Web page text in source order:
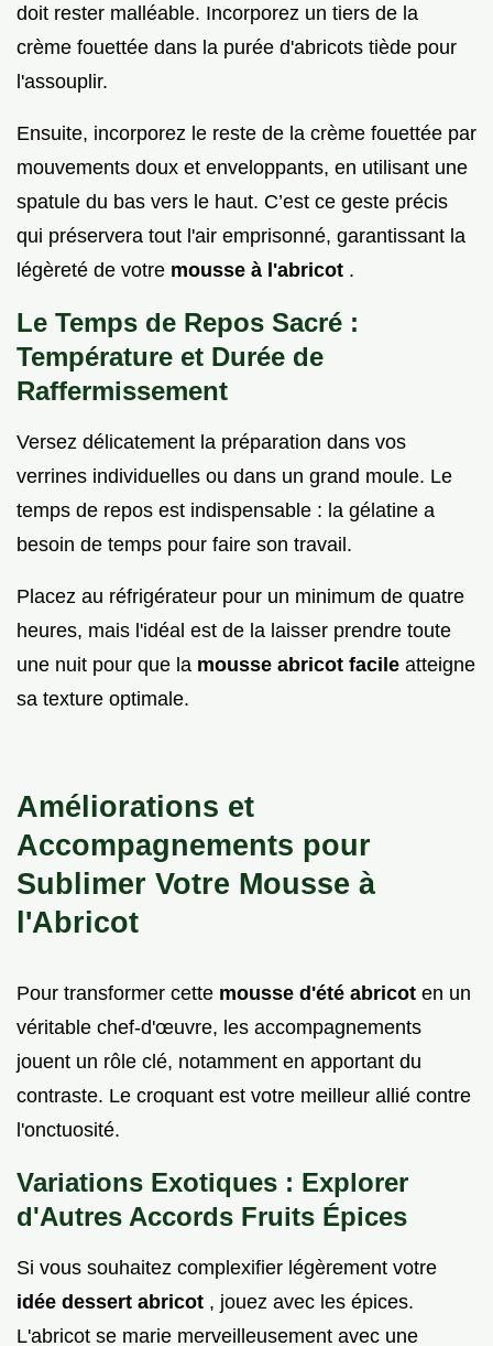
doit rester malléable. Incorporez un tiers de la
crème fouettée dans la purée d'abricots tiède pour
l'assouplir.
Ensuite, incorporez le reste de la crème fouettée par
mouvements doux et enveloppants, en utilisant une
spatule du bas vers le haut. C’est ce geste précis
qui préservera tout l'air emprisonné, garantissant la
légèreté de votre mousse à l'abricot .
Le Temps de Repos Sacré :
Température et Durée de
Raffermissement
Versez délicatement la préparation dans vos
verrines individuelles ou dans un grand moule. Le
temps de repos est indispensable : la gélatine a
besoin de temps pour faire son travail.
Placez au réfrigérateur pour un minimum de quatre
heures, mais l'idéal est de la laisser prendre toute
une nuit pour que la mousse abricot facile atteigne
sa texture optimale.
Améliorations et
Accompagnements pour
Sublimer Votre Mousse à
l'Abricot
Pour transformer cette mousse d'été abricot en un
véritable chef-d'œuvre, les accompagnements
jouent un rôle clé, notamment en apportant du
contraste. Le croquant est votre meilleur allié contre
l'onctuosité.
Variations Exotiques : Explorer
d'Autres Accords Fruits Épices
Si vous souhaitez complexifier légèrement votre
idée dessert abricot , jouez avec les épices.
L'abricot se marie merveilleusement avec une